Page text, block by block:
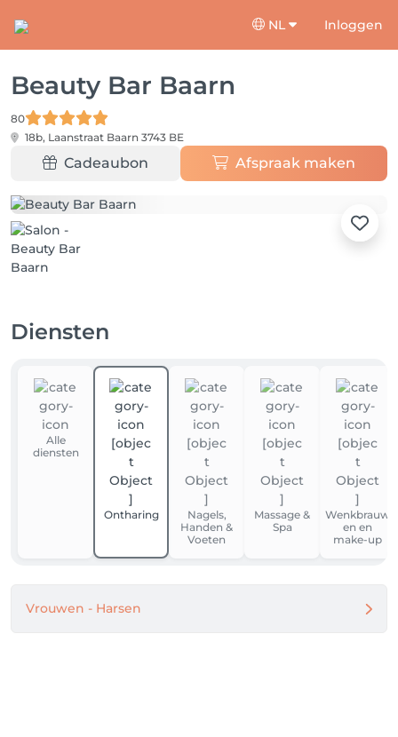
NL Inloggen
Beauty Bar Baarn
80
18b, Laanstraat Baarn 3743 BE
Cadeaubon Afspraak maken
Diensten
Alle
diensten
Ontharing
Nagels,
Handen &
Voeten
Massage &
Spa
Wenkbrauw
en en
make-up
Vrouwen - Harsen